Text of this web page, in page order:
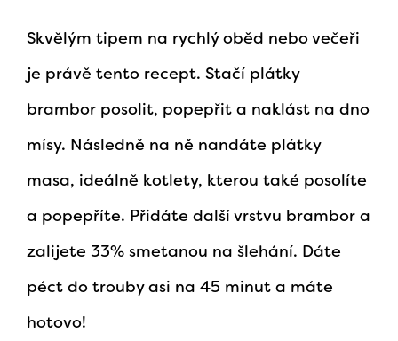
Skvělým tipem na rychlý oběd nebo večeři
je právě tento recept. Stačí plátky
brambor posolit, popepřit a naklást na dno
mísy. Následně na ně nandáte plátky
masa, ideálně kotlety, kterou také posolíte
a popepříte. Přidáte další vrstvu brambor a
zalijete 33% smetanou na šlehání. Dáte
péct do trouby asi na 45 minut a máte
hotovo!